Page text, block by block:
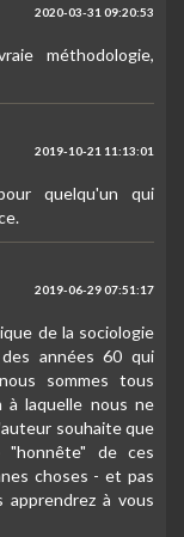
2020-03-31 09:20:53
méthodologie,
2019-10-21 11:13:01
quelqu'un qui
2019-06-29 07:51:17
de la sociologie
années 60 qui
sommes tous
à laquelle nous ne
souhaite que
"honnête" de ces
choses - et pas
apprendrez à vous